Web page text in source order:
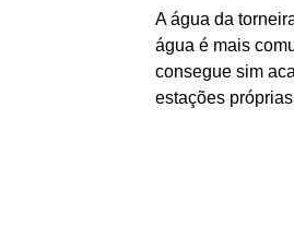
A água da
água é mais
consegue sim
estações